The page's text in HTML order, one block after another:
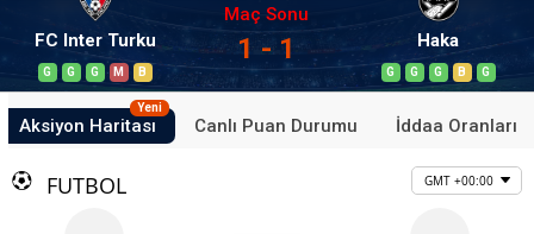
FC Inter Turku
G G G M B
Maç Sonu
1 - 1 Haka
G G G B G
Aksiyon Haritası
Yeni
Canlı Puan Durumu İddaa Oranları
FUTBOL GMT +00:00